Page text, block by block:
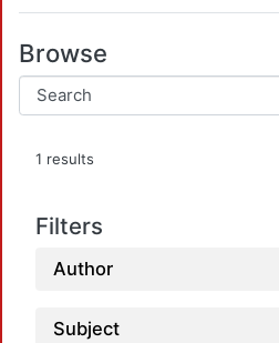
Browse
1 results
Filters
Author
Subject